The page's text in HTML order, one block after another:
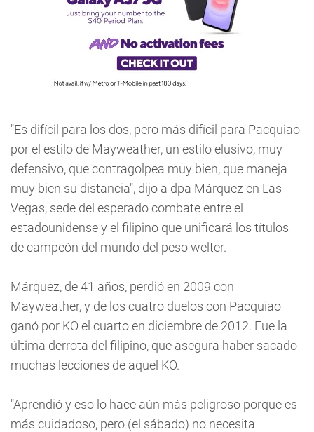
"Es difícil para los dos, pero más difícil para Pacquiao
por el estilo de Mayweather, un estilo elusivo, muy
defensivo, que contragolpea muy bien, que maneja
muy bien su distancia", dijo a dpa Márquez en Las
Vegas, sede del esperado combate entre el
estadounidense y el filipino que unificará los títulos
de campeón del mundo del peso welter.
Márquez, de 41 años, perdió en 2009 con
Mayweather, y de los cuatro duelos con Pacquiao
ganó por KO el cuarto en diciembre de 2012. Fue la
última derrota del filipino, que asegura haber sacado
muchas lecciones de aquel KO.
"Aprendió y eso lo hace aún más peligroso porque es
más cuidadoso, pero (el sábado) no necesita